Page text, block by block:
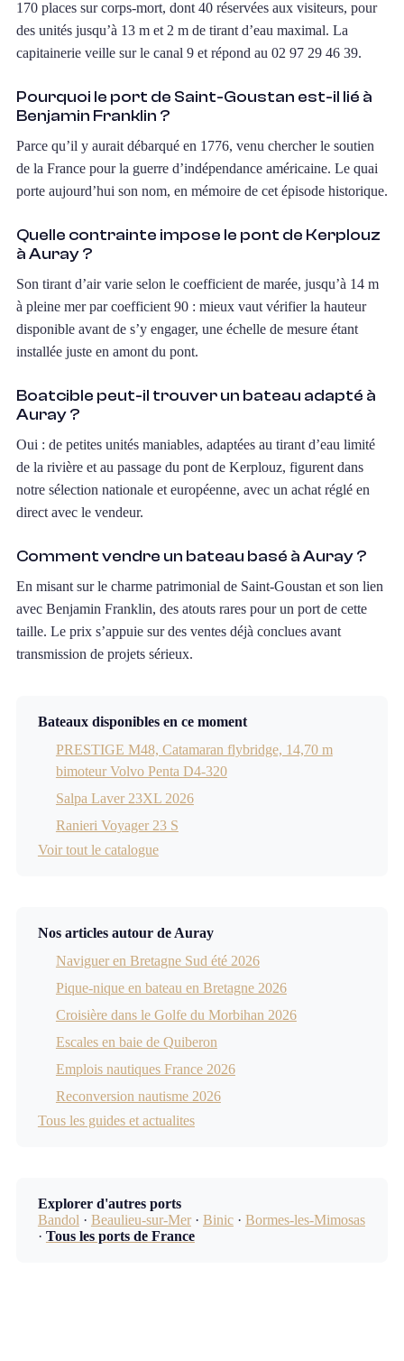
170 places sur corps-mort, dont 40 réservées aux visiteurs, pour
des unités jusqu’à 13 m et 2 m de tirant d’eau maximal. La
capitainerie veille sur le canal 9 et répond au 02 97 29 46 39.
Pourquoi le port de Saint-Goustan est-il lié à
Benjamin Franklin ?
Parce qu’il y aurait débarqué en 1776, venu chercher le soutien
de la France pour la guerre d’indépendance américaine. Le quai
porte aujourd’hui son nom, en mémoire de cet épisode historique.
Quelle contrainte impose le pont de Kerplouz
à Auray ?
Son tirant d’air varie selon le coefficient de marée, jusqu’à 14 m
à pleine mer par coefficient 90 : mieux vaut vérifier la hauteur
disponible avant de s’y engager, une échelle de mesure étant
installée juste en amont du pont.
Boatcible peut-il trouver un bateau adapté à
Auray ?
Oui : de petites unités maniables, adaptées au tirant d’eau limité
de la rivière et au passage du pont de Kerplouz, figurent dans
notre sélection nationale et européenne, avec un achat réglé en
direct avec le vendeur.
Comment vendre un bateau basé à Auray ?
En misant sur le charme patrimonial de Saint-Goustan et son lien
avec Benjamin Franklin, des atouts rares pour un port de cette
taille. Le prix s’appuie sur des ventes déjà conclues avant
transmission de projets sérieux.
Bateaux disponibles en ce moment
PRESTIGE M48, Catamaran flybridge, 14,70 m
bimoteur Volvo Penta D4-320
Salpa Laver 23XL 2026
Ranieri Voyager 23 S
Voir tout le catalogue
Nos articles autour de Auray
Naviguer en Bretagne Sud été 2026
Pique-nique en bateau en Bretagne 2026
Croisière dans le Golfe du Morbihan 2026
Escales en baie de Quiberon
Emplois nautiques France 2026
Reconversion nautisme 2026
Tous les guides et actualites
Explorer d'autres ports
Bandol · Beaulieu-sur-Mer· Binic· Bormes-les-Mimosas
· Tous les ports de France